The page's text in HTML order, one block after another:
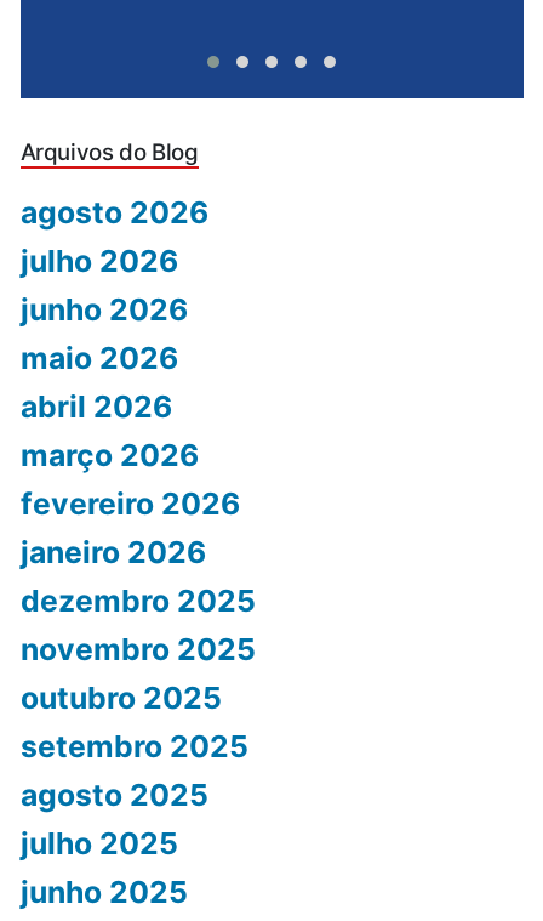
Arquivos do Blog
agosto 2026
julho 2026
junho 2026
maio 2026
abril 2026
março 2026
fevereiro 2026
janeiro 2026
dezembro 2025
novembro 2025
outubro 2025
setembro 2025
agosto 2025
julho 2025
junho 2025